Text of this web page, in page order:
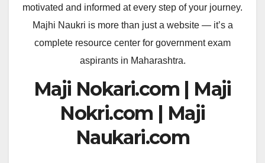
motivated and informed at every step of your journey.
Majhi Naukri is more than just a website — it’s a
complete resource center for government exam
aspirants in Maharashtra.
Maji Nokari.com | Maji
Nokri.com | Maji
Naukari.com